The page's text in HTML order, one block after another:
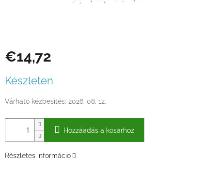
€14,72
Készleten
Várható kézbesítés: 2026. 08. 12.
Hozzáadás a kosárhoz
Részletes információ